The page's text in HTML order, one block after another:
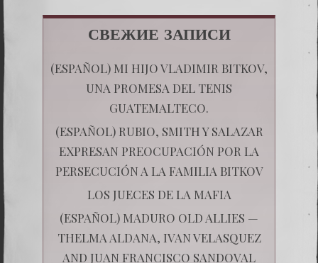
СВЕЖИЕ ЗАПИСИ
(ESPAÑOL) MI HIJO VLADIMIR BITKOV,
UNA PROMESA DEL TENIS
GUATEMALTECO.
(ESPAÑOL) RUBIO, SMITH Y SALAZAR
EXPRESAN PREOCUPACIÓN POR LA
PERSECUCIÓN A LA FAMILIA BITKOV
LOS JUECES DE LA MAFIA
(ESPAÑOL) MADURO OLD ALLIES —
THELMA ALDANA, IVAN VELASQUEZ
AND JUAN FRANCISCO SANDOVAL